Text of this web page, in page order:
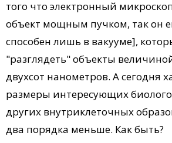
того что электронный
объект мощным пучком, так он
способен лишь в вакууме],
"разглядеть" объекты
двухсот нанометров. А сегодня
размеры интересующих
других внутриклеточных
два порядка меньше. Как быть?